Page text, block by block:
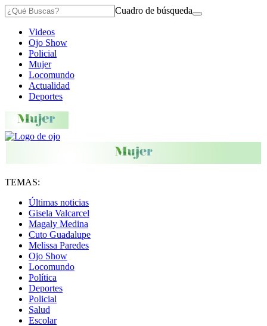
Cuadro de búsqueda
Videos
Ojo Show
Policial
Mujer
Locomundo
Actualidad
Deportes
TEMAS:
Últimas noticias
Gisela Valcarcel
Magaly Medina
Cuto Guadalupe
Melissa Paredes
Ojo Show
Locomundo
Política
Deportes
Policial
Salud
Escolar